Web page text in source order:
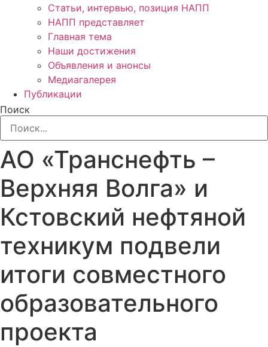
Статьи, интервью, позиция НАПП
НАПП представляет
Главная тема
Наши достижения
Объявления и анонсы
Медиагалерея
Публикации
Поиск
АО «Транснефть –
Верхняя Волга» и
Кстовский нефтяной
техникум подвели
итоги совместного
образовательного
проекта